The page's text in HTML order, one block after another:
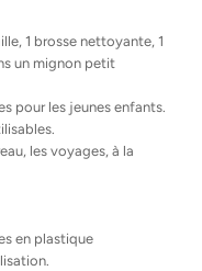
1 brosse nettoyante, 1
un mignon petit
pour les jeunes enfants.
les voyages, à la
en plastique